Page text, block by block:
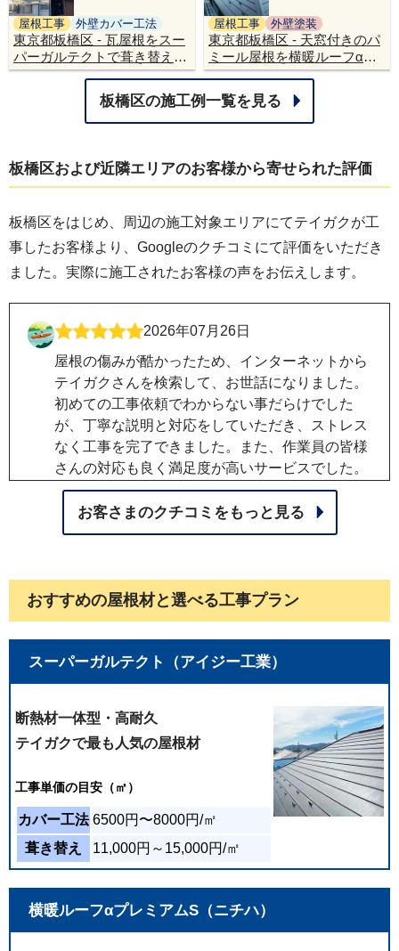
屋根工事 外壁カバー工法
東京都板橋区 - 瓦屋根をスー
パーガルテクトで葺き替え工
事し金属サイディングで外壁
カバー工法と外壁塗装
屋根工事 外壁塗装
東京都板橋区 - 天窓付きのパ
ミール屋根を横暖ルーフαプ
レミアムSで屋根カバー工法
板橋区の施工例一覧を見る
板橋区および近隣エリアのお客様から寄せられた評価
板橋区をはじめ、周辺の施工対象エリアにてテイガクが工
事したお客様より、Googleのクチコミにて評価をいただき
ました。実際に施工されたお客様の声をお伝えします。
2026年07月26日
屋根の傷みが酷かったため、インターネットから
テイガクさんを検索して、お世話になりました。
初めての工事依頼でわからない事だらけでした
が、丁寧な説明と対応をしていただき、ストレス
なく工事を完了できました。また、作業員の皆様
さんの対応も良く満足度が高いサービスでした。
友人にも是非紹介したいと思いました。
から、検索しテイガクさんに辿り着きました。 作
業がとても丁寧活早く仕上げて頂き、雨樋もすっ
かりきれいになりました。 テイガクさんにお願い
して本当に良かったです。
2026年05月24日
築年数の古い家の屋根の修理をお願いしました。
大変に分かりやすくカバー工法のお見積りをご提
案くださり、信頼してお任せしました。結果、テ
イガクさんにお願いして本当に正解でした。作業
も迅速丁寧で、対応も終始親切でした。肝心の仕
上がりも完璧で大変満足です。 説明が終始明確で
丁寧だったのも印象的でした。お世話になりあり
がとうございました。
屋根の経年劣化による屋根のカバー工法でお願い
お客さまのクチコミをもっと見る
おすすめの屋根材と選べる工事プラン
スーパーガルテクト（アイジー工業）
断熱材一体型・高耐久
テイガクで最も人気の屋根材
工事単価の目安（㎡）
カバー工法 6500円〜8000円/㎡
葺き替え
11,000円～15,000円/㎡
横暖ルーフαプレミアムS（ニチハ）